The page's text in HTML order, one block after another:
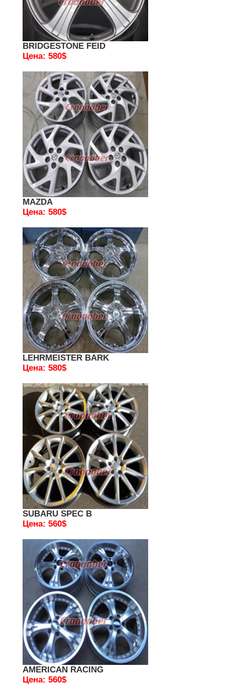
BRIDGESTONE FEID
Цена: 580$
MAZDA
Цена: 580$
LEHRMEISTER BARK
Цена: 580$
SUBARU SPEC B
Цена: 560$
AMERICAN RACING
Цена: 560$